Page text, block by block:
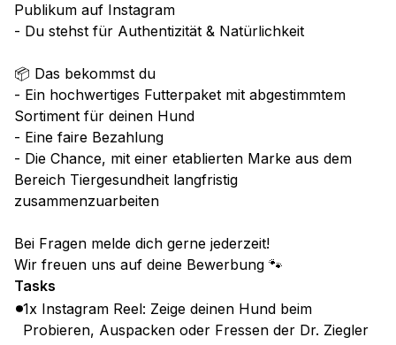
Publikum auf Instagram
- Du stehst für Authentizität & Natürlichkeit
📦 Das bekommst du
- Ein hochwertiges Futterpaket mit abgestimmtem
Sortiment für deinen Hund
- Eine faire Bezahlung
- Die Chance, mit einer etablierten Marke aus dem
Bereich Tiergesundheit langfristig
zusammenzuarbeiten
Bei Fragen melde dich gerne jederzeit!
Wir freuen uns auf deine Bewerbung 🐾
Tasks
1x Instagram Reel: Zeige deinen Hund beim
Probieren, Auspacken oder Fressen der Dr. Ziegler